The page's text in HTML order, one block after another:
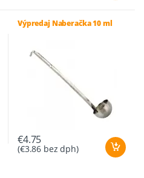
Výpredaj Naberačka 10 ml
€4.75
(€3.86 bez dph)